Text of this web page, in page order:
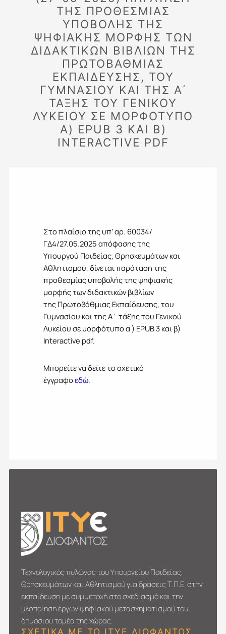
ΤΗΣ ΠΡΟΘΕΣΜΙΑΣ
ΥΠΟΒΟΛΗΣ ΤΗΣ
ΨΗΦΙΑΚΗΣ ΜΟΡΦΗΣ ΤΩΝ
ΔΙΔΑΚΤΙΚΩΝ ΒΙΒΛΙΩΝ ΤΗΣ
ΠΡΩΤΟΒΑΘΜΙΑΣ
ΕΚΠΑΙΔΕΥΣΗΣ, ΤΟΥ
ΓΥΜΝΑΣΙΟΥ ΚΑΙ ΤΗΣ Α΄
ΤΑΞΗΣ ΤΟΥ ΓΕΝΙΚΟΥ
ΛΥΚΕΙΟΥ ΣΕ ΜΟΡΦΟΤΥΠΟ
Α) EPUB 3 ΚΑΙ Β)
INTERACTIVE PDF
Στο πλαίσιο της υπ’ αρ. 60034/
ΓΔ4/27.05.2025 απόφασης της
Υπουργού Παιδείας, Θρησκευμάτων και
Αθλητισμού, δίνεται παράταση της
προθεσμίας υποβολής της ψηφιακής
μορφής των διδακτικών βιβλίων
της Πρωτοβάθμιας Εκπαίδευσης, του
Γυμνασίου και της Α΄ τάξης του Γενικού
Λυκείου σε μορφότυπο α ) EPUB 3 και β)
Interactive pdf.
Μπορείτε να δείτε το σχετικό
έγγραφο εδώ.
Τεχνολογικός πυλώνας του Υπουργείου Παιδείας,
Θρησκευμάτων και Αθλητισμού για δράσεις Τ.Π.Ε. στην
εκπαίδευση με συμμετοχή στο σχεδιασμό και την
υλοποίηση έργων ψηφιακού μετασχηματι­σμού του
δημόσιου τομέα της χώρας.
ΣΧΕΤΙΚΑ ΜΕ ΤΟ ΙΤΥΕ ΔΙΟΦΑΝΤΟΣ